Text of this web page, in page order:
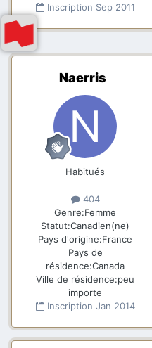
Inscription Sep 2011
Naerris
Habitués
404
Genre:Femme
Statut:Canadien(ne)
Pays d'origine:France
Pays de
résidence:Canada
Ville de résidence:peu
importe
Inscription Jan 2014